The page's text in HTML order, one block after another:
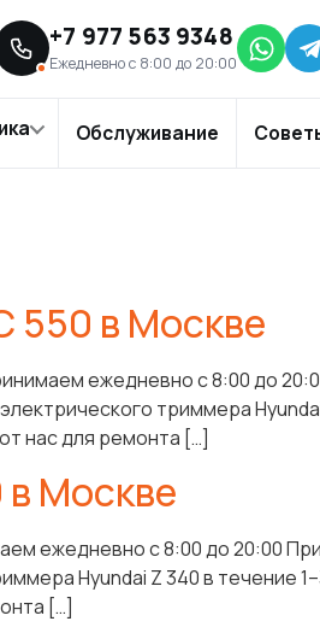
+7 977 563 9348
Ежедневно с 8:00 до 20:00
Обслуживание
550 в Москве
ежедневно с 8:00 до
триммера
нас для ремонта […]
Москве
ежедневно с 8:00 до 20:00
Hyundai Z 340 в течение
[…]